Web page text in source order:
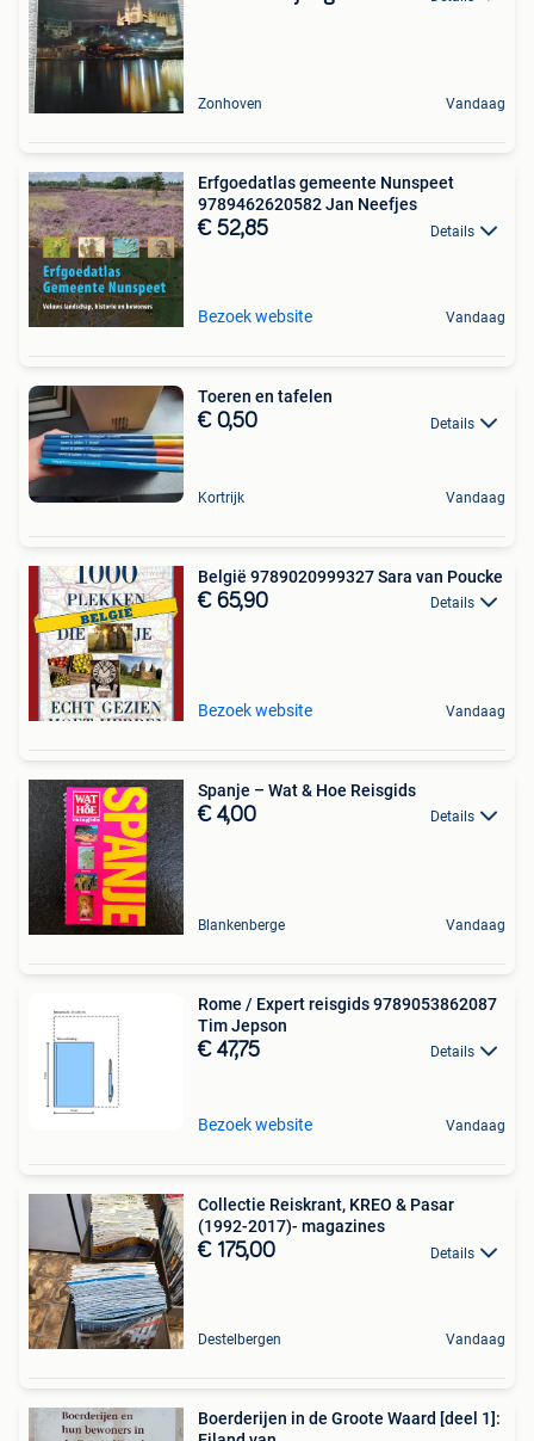
Zonhoven Vandaag
Erfgoedatlas gemeente Nunspeet
9789462620582 Jan Neefjes
€ 52,85 Details
Bezoek website Vandaag
Toeren en tafelen
€ 0,50 Details
Kortrijk Vandaag
België 9789020999327 Sara van Poucke
€ 65,90 Details
Bezoek website Vandaag
Spanje – Wat & Hoe Reisgids
€ 4,00 Details
Blankenberge Vandaag
Rome / Expert reisgids 9789053862087
Tim Jepson
€ 47,75 Details
Bezoek website Vandaag
Collectie Reiskrant, KREO & Pasar
(1992-2017)- magazines
€ 175,00 Details
Destelbergen Vandaag
Boerderijen in de Groote Waard [deel 1]: